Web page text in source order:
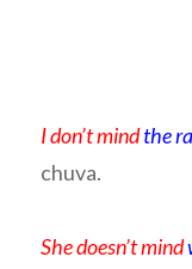
I don’t mindthe
chuva.
She doesn’t mind